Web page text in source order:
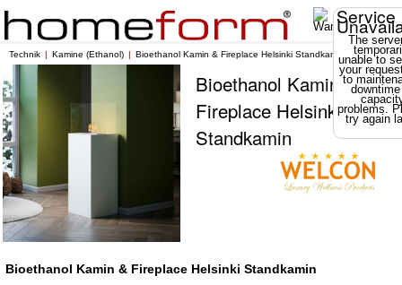
Service
The
unable to
your
to
problems.
try again
Technik Kamine (Ethanol) Bioethanol Kamin & Fireplace Helsinki Standkamin
Bioethanol Kamin &
Fireplace Helsinki
Standkamin
Bioethanol Kamin & Fireplace Helsinki Standkamin